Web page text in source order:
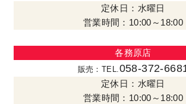
定休日：水曜日
営業時間：10:00～18:00
各務原店
販売：TEL. 058-372-
定休日：水曜日
営業時間：10:00～18:00